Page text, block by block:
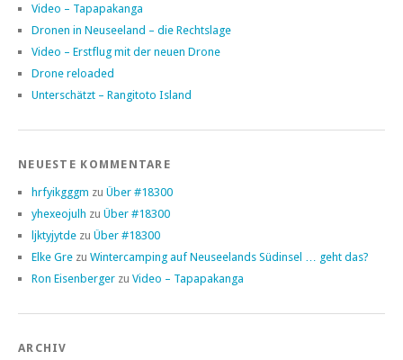
Video – Tapapakanga
Dronen in Neuseeland – die Rechtslage
Video – Erstflug mit der neuen Drone
Drone reloaded
Unterschätzt – Rangitoto Island
NEUESTE KOMMENTARE
hrfyikgggm zu Über #18300
yhexeojulh zu Über #18300
ljktyjytde zu Über #18300
Elke Gre zu Wintercamping auf Neuseelands Südinsel … geht das?
Ron Eisenberger zu Video – Tapapakanga
ARCHIV